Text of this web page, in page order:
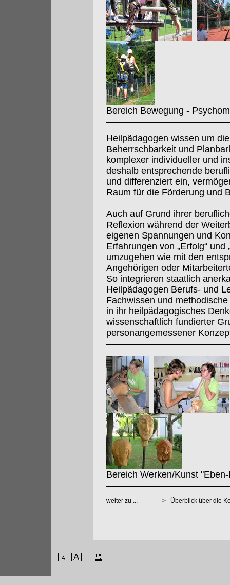
Bereich Bewegung -
Heilpädagogen wissen um
Beherrschbarkeit und
komplexer individueller und
deshalb entsprechende
und differenziert ein,
Raum für die Förderung und
Auch auf Grund ihrer
Reflexion während der
eigenen Spannungen und
Erfahrungen von „Erfolg“
umzugehen wie mit den
Angehörigen oder
So integrieren staatlich
Heilpädagogen Berufs- und
Fachwissen und
in ihr heilpädagogisches
wissenschaftlich fundierter
personangemessener
Bereich Werken/Kunst
weiter zu ... -> Überblick über die